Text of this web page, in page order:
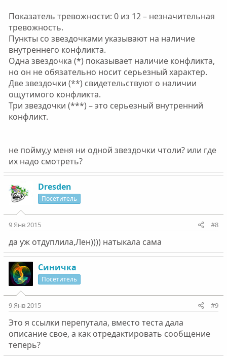
Показатель тревожности: 0 из 12 – незначительная
тревожность.
Пункты со звездочками указывают на наличие
внутреннего конфликта.
Одна звездочка (*) показывает наличие конфликта,
но он не обязательно носит серьезный характер.
Две звездочки (**) свидетельствуют о наличии
ощутимого конфликта.
Три звездочки (***) – это серьезный внутренний
конфликт.
не пойму,у меня ни одной звездочки чтоли? или где
их надо смотреть?
Dresden
Посетитель
9 Янв 2015 #8
да уж отдуплила,Лен)))) натыкала сама
Синичка
Посетитель
9 Янв 2015 #9
Это я ссылки перепутала, вместо теста дала
описание свое, а как отредактировать сообщение
теперь?